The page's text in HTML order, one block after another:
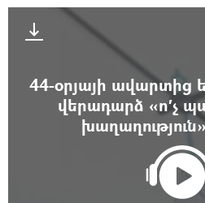
44-օրյայի ավարտից
վերադարձ «ո′չ